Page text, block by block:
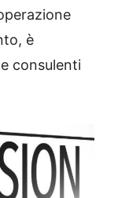
è
consulenti